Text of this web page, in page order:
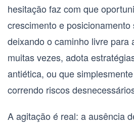
hesitação faz com que
crescimento e posicionamento
deixando o caminho livre para
muitas vezes, adota
antiética, ou que
correndo riscos
A agitação é real: a ausência